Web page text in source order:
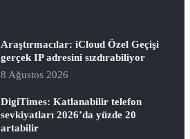
Araştırmacılar: iCloud Özel Geçişi
gerçek IP adresini sızdırabiliyor
8 Ağustos 2026
DigiTimes: Katlanabilir telefon
sevkiyatları 2026’da yüzde 20
artabilir